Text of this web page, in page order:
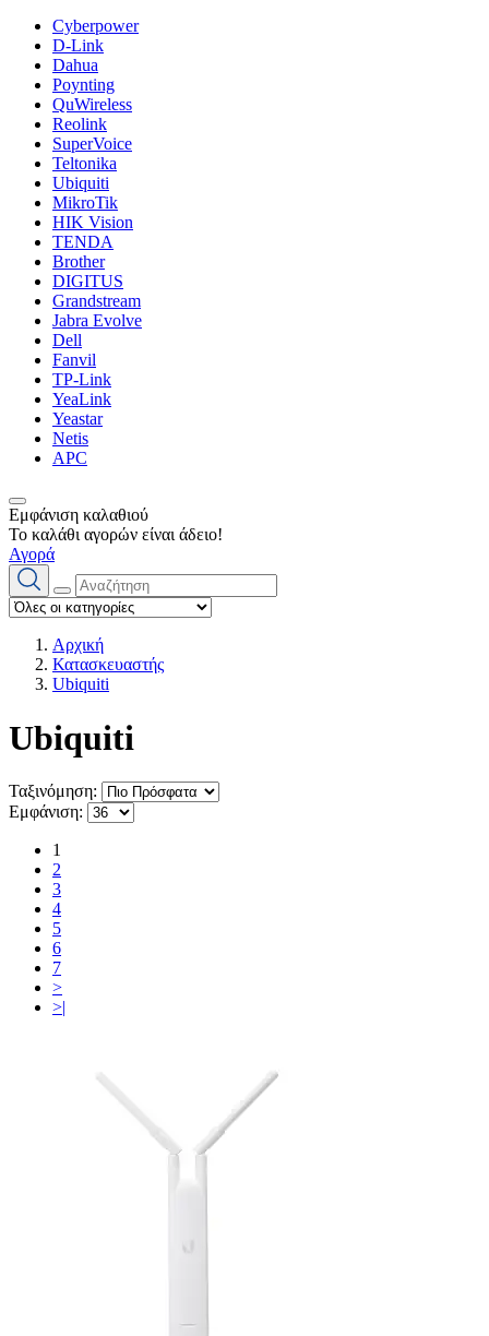
Cyberpower
D-Link
Dahua
Poynting
QuWireless
Reolink
SuperVoice
Teltonika
Ubiquiti
MikroTik
HIK Vision
TENDA
Brother
DIGITUS
Grandstream
Jabra Evolve
Dell
Fanvil
TP-Link
YeaLink
Yeastar
Netis
APC
Εμφάνιση καλαθιού
Το καλάθι αγορών είναι άδειο!
Αγορά
Αρχική
Κατασκευαστής
Ubiquiti
Ubiquiti
Ταξινόμηση:
Εμφάνιση:
1
2
3
4
5
6
7
>
>|